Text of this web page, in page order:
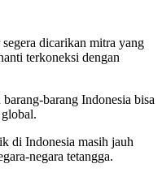
dicarikan mitra yang
terkoneksi dengan
barang Indonesia bisa
di Indonesia masih jauh
negara tetangga.